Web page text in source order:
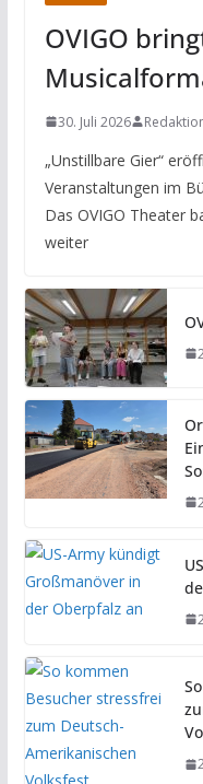
OVIGO
30. Juli 2026
„Unstillbare Gier“
Veranstaltungen im
Das OVIGO Theater
weiter